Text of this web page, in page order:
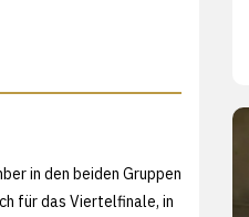
in den beiden Gruppen
für das Viertelfinale, in